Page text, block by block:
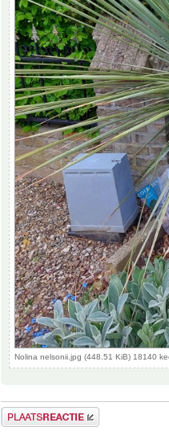
Nolina nelsonii.jpg (448.51 KiB) 18140
Plaats een reactie